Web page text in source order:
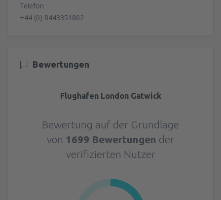
Telefon
+44 (0) 8443351802
Bewertungen
Flughafen London Gatwick
Bewertung auf der Grundlage
von 1699 Bewertungen der
verifizierten Nutzer